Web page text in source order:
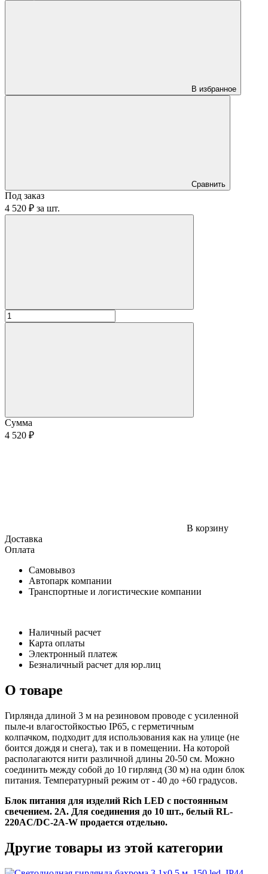
В избранное
Сравнить
Под заказ
4 520 ₽ за шт.
Сумма
4 520 ₽
В корзину
Доставка
Оплата
Самовывоз
Автопарк компании
Транспортные и логистические компании
Наличный расчет
Карта оплаты
Электронный платеж
Безналичный расчет для юр.лиц
О товаре
Гирлянда длиной 3 м на резиновом проводе с усиленной
пыле-и влагостойкостью IP65, с герметичным
колпачком, подходит для использования как на улице (не
боится дождя и снега), так и в помещении. На которой
располагаются нити различной длины 20-50 см. Можно
соединить между собой до 10 гирлянд (30 м) на один блок
питания. Температурный режим от - 40 до +60 градусов.
Блок питания для изделий Rich LED с постоянным
свечением. 2А. Для соединения до 10 шт., белый RL-
220AC/DC-2A-W продается отдельно.
Другие товары из этой категории